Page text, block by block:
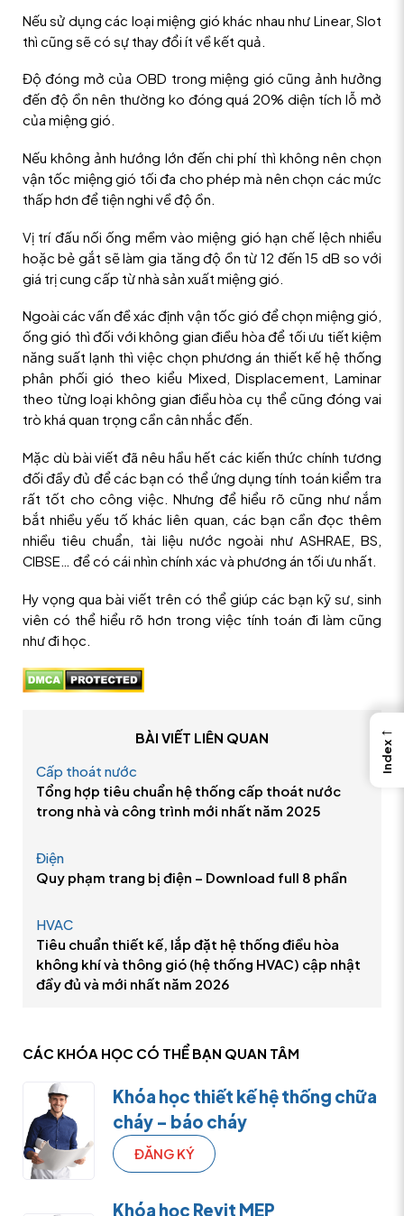
Nếu sử dụng các loại miệng gió khác nhau như Linear, Slot
thì cũng sẽ có sự thay đổi ít về kết quả.
Độ đóng mở của OBD trong miệng gió cũng ảnh hưởng
đến độ ồn nên thường ko đóng quá 20% diện tích lỗ mở
của miệng gió.
Nếu không ảnh hướng lớn đến chi phí thì không nên chọn
vận tốc miệng gió tối đa cho phép mà nên chọn các mức
thấp hơn để tiện nghi về độ ồn.
Vị trí đấu nối ống mềm vào miệng gió hạn chế lệch nhiều
hoặc bẻ gắt sẽ làm gia tăng độ ồn từ 12 đến 15 dB so với
giá trị cung cấp từ nhà sản xuất miệng gió.
Ngoài các vấn đề xác định vận tốc gió để chọn miệng gió,
ống gió thì đối với không gian điều hòa để tối ưu tiết kiệm
năng suất lạnh thì việc chọn phương án thiết kế hệ thống
phân phối gió theo kiểu Mixed, Displacement, Laminar
theo từng loại không gian điều hòa cụ thể cũng đóng vai
trò khá quan trọng cần cân nhắc đến.
Mặc dù bài viết đã nêu hầu hết các kiến thức chính tương
đối đầy đủ để các bạn có thể ứng dụng tính toán kiểm tra
rất tốt cho công việc. Nhưng để hiểu rõ cũng như nắm
bắt nhiều yếu tố khác liên quan, các bạn cần đọc thêm
nhiều tiêu chuẩn, tài liệu nước ngoài như ASHRAE, BS,
CIBSE… để có cái nhìn chính xác và phương án tối ưu nhất.
Hy vọng qua bài viết trên có thể giúp các bạn kỹ sư, sinh
viên có thể hiểu rõ hơn trong việc tính toán đi làm cũng
như đi học.
CÁC KHÓA HỌC CÓ THỂ BẠN QUAN TÂM
Khóa học thiết kế hệ thống chữa
cháy – báo cháy
ĐĂNG KÝ
Khóa học Revit MEP
BÀI VIẾT LIÊN QUAN
Cấp thoát nước
Tổng hợp tiêu chuẩn hệ thống cấp thoát nước
trong nhà và công trình mới nhất năm 2025
Điện
Quy phạm trang bị điện – Download full 8 phần
HVAC
Tiêu chuẩn thiết kế, lắp đặt hệ thống điều hòa
không khí và thông gió (hệ thống HVAC) cập nhật
đầy đủ và mới nhất năm 2026
←
Index